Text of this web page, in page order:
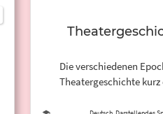
Die verschiedenen
Theatergeschichte kurz